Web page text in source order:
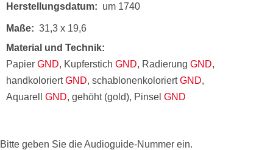
Herstellungsdatum
um 1740
Maße
31,3 x 19,6
Material und Technik
Papier GND, Kupferstich GND, Radierung GND,
handkoloriertGND, schablonenkoloriertGND,
Aquarell GND, gehöht (gold), Pinsel GND
Bitte geben Sie die Audioguide-Nummer ein.